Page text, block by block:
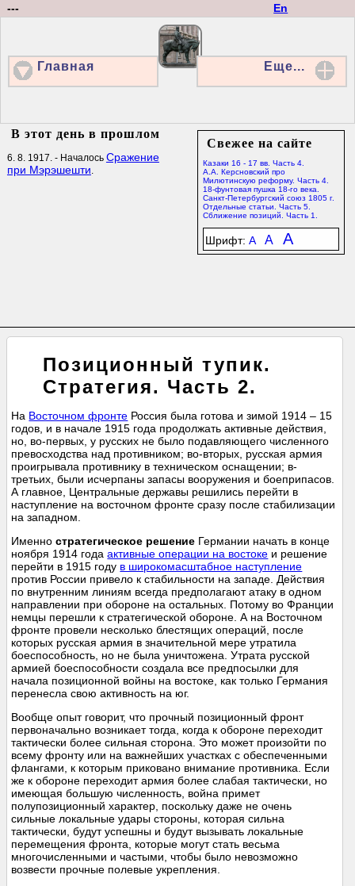
En
---
Главная Еще...
Свежее на сайте
Казаки 16 - 17 вв. Часть 4.
А.А. Керсновский про
Милютинскую реформу. Часть 4.
18-фунтовая пушка 18-го века.
Санкт-Петербургский союз 1805 г.
Отдельные статьи. Часть 5.
Сближение позиций. Часть 1.
Шрифт: A A A
В этот день в прошлом
6. 8. 1917. - Началось Сражение
при Мэрэшешти.
Позиционный тупик.
Стратегия. Часть 2.
На Восточном фронте Россия была готова и зимой 1914 – 15
годов, и в начале 1915 года продолжать активные действия,
но, во-первых, у русских не было подавляющего численного
превосходства над противником; во-вторых, русская армия
проигрывала противнику в техническом оснащении; в-
третьих, были исчерпаны запасы вооружения и боеприпасов.
А главное, Центральные державы решились перейти в
наступление на восточном фронте сразу после стабилизации
на западном.
Именностратегическое решение Германии начать в конце
ноября 1914 годаактивные операции на востоке и решение
перейти в 1915 году в широкомасштабное наступление
против России привело к стабильности на западе. Действия
по внутренним линиям всегда предполагают атаку в одном
направлении при обороне на остальных. Потому во Франции
немцы перешли к стратегической обороне. А на Восточном
фронте провели несколько блестящих операций, после
которых русская армия в значительной мере утратила
боеспособность, но не была уничтожена. Утрата русской
армией боеспособности создала все предпосылки для
начала позиционной войны на востоке, как только Германия
перенесла свою активность на юг.
Вообще опыт говорит, что прочный позиционный фронт
первоначально возникает тогда, когда к обороне переходит
тактически более сильная сторона. Это может произойти по
всему фронту или на важнейших участках с обеспеченными
флангами, к которым приковано внимание противника. Если
же к обороне переходит армия более слабая тактически, но
имеющая большую численность, война примет
полупозиционный характер, поскольку даже не очень
сильные локальные удары стороны, которая сильна
тактически, будут успешны и будут вызывать локальные
перемещения фронта, которые могут стать весьма
многочисленными и частыми, чтобы было невозможно
возвести прочные полевые укрепления.